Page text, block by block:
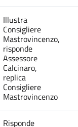
Illustra
Consigliere
Mastrovincenzo,
risponde
Assessore
Calcinaro,
replica
Consigliere
Mastrovincenzo
Risponde